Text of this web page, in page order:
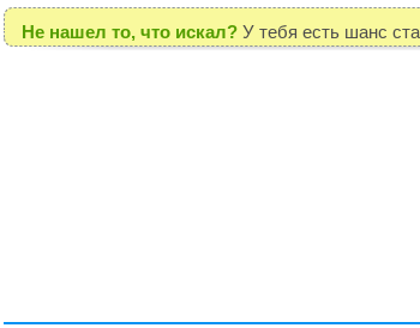
Не нашел то, что искал? У тебя есть шанс